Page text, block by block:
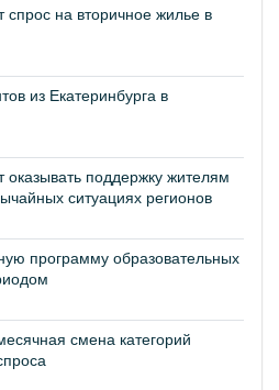
на вторичное жилье в
из Екатеринбурга в
поддержку жителям
ситуациях регионов
программу образовательных
смена категорий